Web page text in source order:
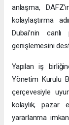
anlaşma,
kolaylaştırma
Dubai’nin
genişlemesini
Yapılan iş
Yönetim Kurulu
çerçevesiyle
kolaylık, pazar
yararlanma